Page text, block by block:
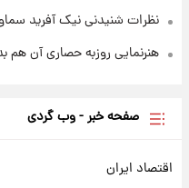
نظرات شنیدنی نیک آفرید
هنرنمایی روزبه حصاری آن هم
صفحه خبر - وب گردی
اقتصاد ایران